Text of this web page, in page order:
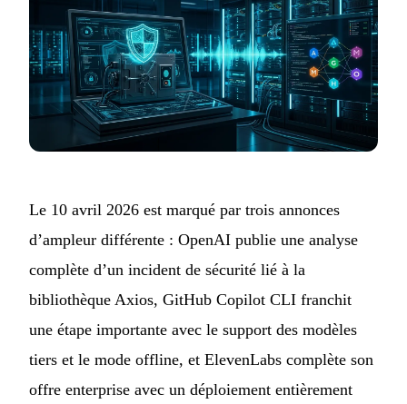
Le 10 avril 2026 est marqué par trois annonces
d’ampleur différente : OpenAI publie une analyse
complète d’un incident de sécurité lié à la
bibliothèque Axios, GitHub Copilot CLI franchit
une étape importante avec le support des modèles
tiers et le mode offline, et ElevenLabs complète son
offre enterprise avec un déploiement entièrement